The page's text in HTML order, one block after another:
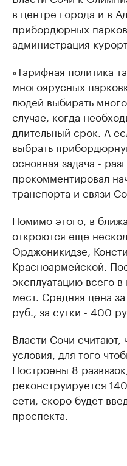
в центре города и в
прибордюрных
администрация
«Тарифная политика
многоярусных
людей выбирать
случае, когда
длительный срок. А
выбрать
основная задача -
прокомментировал
транспорта и связи
Помимо этого, в
откроются еще
Орджоникидзе,
Красноармейской.
эксплуатацию всего
мест. Средняя цена
руб., за сутки - 400
Власти Сочи считают,
условия, для того
Построены 8
реконструируется
сети, скоро будет
проспекта.